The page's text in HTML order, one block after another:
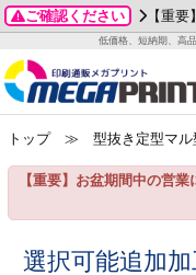
ご確認ください 【重
低価格、短納期、高
グッズ
ステッカー
ックカード印刷
お客様へ
いて
方法
刷
カード印刷
ックカード名刺
デ
成前に
ガイド
加工指示ガイド
ード印刷
名刺印刷
ックカード
一覧
わせ
り
2026年 8月
月
火 水 木
3
4 5 6
24
25 26 27
トップ≫ 型抜き定型マル
【重要】お盆期間中の営業
選択可能追加